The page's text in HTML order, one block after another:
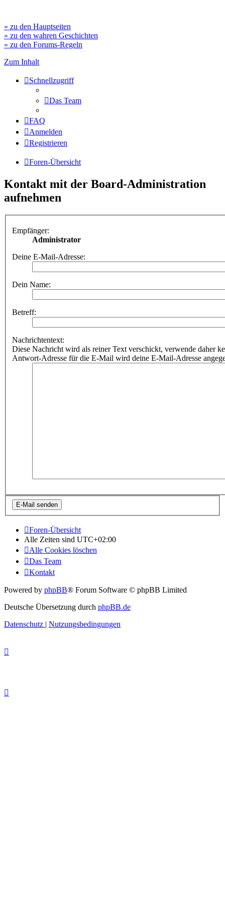
» zu den Hauptseiten
» zu den wahren Geschichten
» zu den Forums-Regeln
Zum Inhalt
Schnellzugriff
Das Team
FAQ
Anmelden
Registrieren
Foren-Übersicht
Kontakt mit der Board-Administration
aufnehmen
Empfänger:
Administrator
Deine E-Mail-Adresse:
Dein Name:
Betreff:
Nachrichtentext:
Diese Nachricht wird als reiner Text verschickt, verwende daher
Antwort-Adresse für die E-Mail wird deine E-Mail-Adresse
Foren-Übersicht
Alle Zeiten sind UTC+02:00
Alle Cookies löschen
Das Team
Kontakt
Powered by phpBB® Forum Software © phpBB Limited
Deutsche Übersetzung durch phpBB.de
Datenschutz | Nutzungsbedingungen